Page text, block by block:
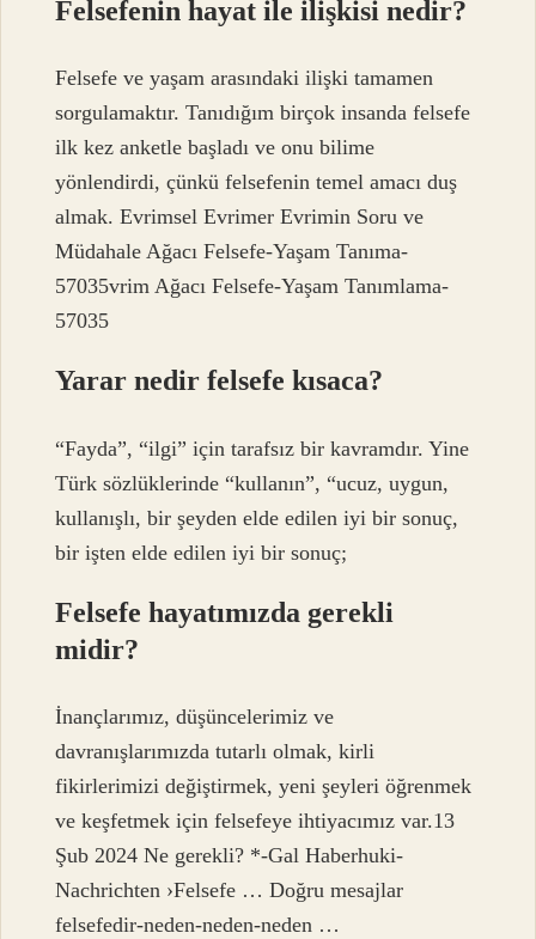
Felsefenin hayat ile ilişkisi nedir?
Felsefe ve yaşam arasındaki ilişki tamamen
sorgulamaktır. Tanıdığım birçok insanda felsefe
ilk kez anketle başladı ve onu bilime
yönlendirdi, çünkü felsefenin temel amacı duş
almak. Evrimsel Evrimer Evrimin Soru ve
Müdahale Ağacı Felsefe-Yaşam Tanıma-
57035vrim Ağacı Felsefe-Yaşam Tanımlama-
57035
Yarar nedir felsefe kısaca?
“Fayda”, “ilgi” için tarafsız bir kavramdır. Yine
Türk sözlüklerinde “kullanın”, “ucuz, uygun,
kullanışlı, bir şeyden elde edilen iyi bir sonuç,
bir işten elde edilen iyi bir sonuç;
Felsefe hayatımızda gerekli
midir?
İnançlarımız, düşüncelerimiz ve
davranışlarımızda tutarlı olmak, kirli
fikirlerimizi değiştirmek, yeni şeyleri öğrenmek
ve keşfetmek için felsefeye ihtiyacımız var.13
Şub 2024 Ne gerekli? *-Gal Haberhuki-
Nachrichten ›Felsefe … Doğru mesajlar
felsefedir-neden-neden-neden …